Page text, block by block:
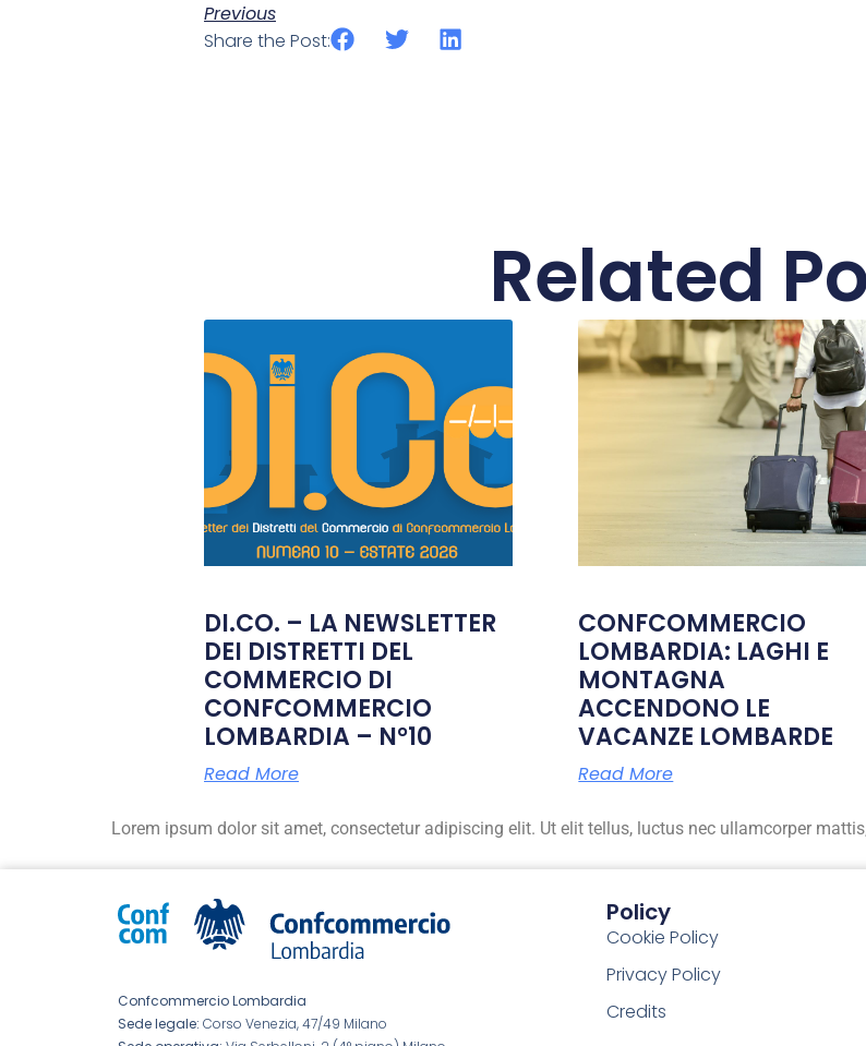
Previous
Share the Post:
Related
DI.CO. – LA NEWSLETTER
DEI DISTRETTI DEL
COMMERCIO DI
CONFCOMMERCIO
LOMBARDIA – N°10
Read More
CONFCOMMERCIO
LOMBARDIA: LAGHI E
MONTAGNA
ACCENDONO LE
VACANZE LOMBARDE
Read More
Lorem ipsum dolor sit amet, consectetur adipiscing elit. Ut elit tellus, luctus nec ullamcorper
Confcommercio Lombardia
Sede legale: Corso Venezia, 47/49 Milano
Policy
Cookie Policy
Privacy Policy
Credits